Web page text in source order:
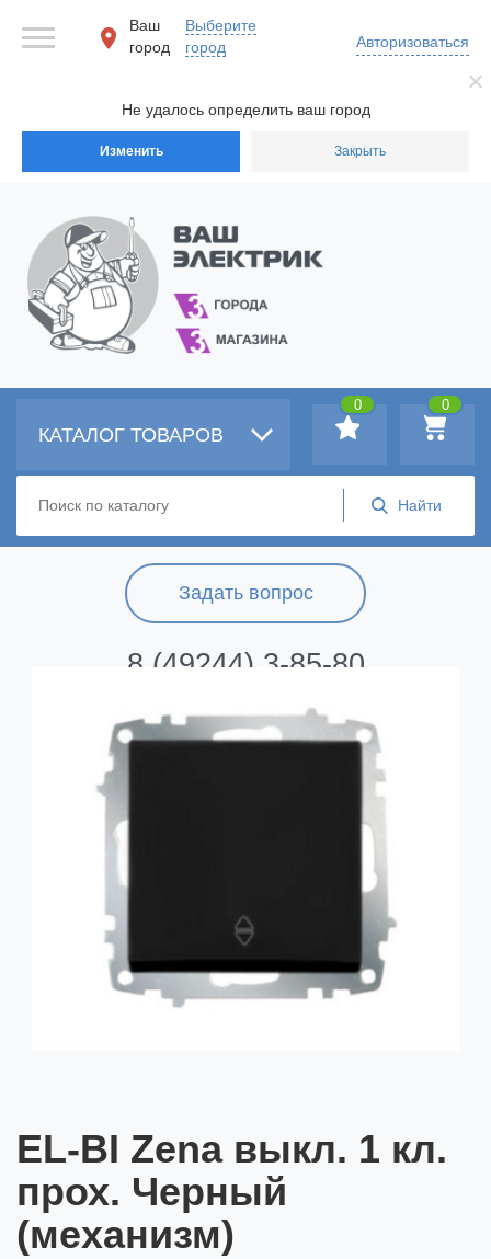
Не удалось определить ваш город
Изменить Закрыть
Ваш
город
Выберите
город
Авторизоваться
Задать вопрос
8 (49244) 3-85-80
КАТАЛОГ ТОВАРОВ
0
0
EL-BI Zena выкл. 1 кл.
прох. Черный
(механизм)